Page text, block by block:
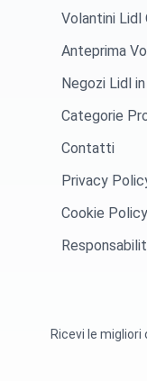
Volantini Lidl
Anteprima
Negozi Lidl
Categorie
Contatti
Privacy
Cookie Policy
Ricevi le